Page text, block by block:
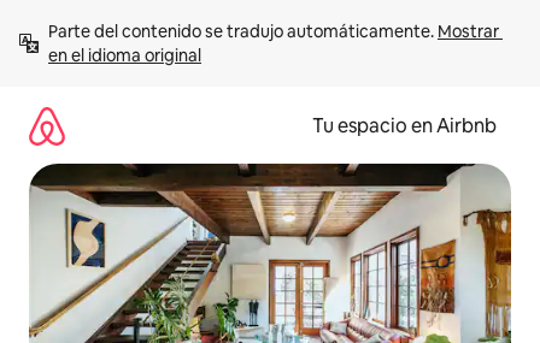
contenido
Parte del contenido se tradujo automáticamente. Mostrar
en el idioma original
Tu espacio en Airbnb